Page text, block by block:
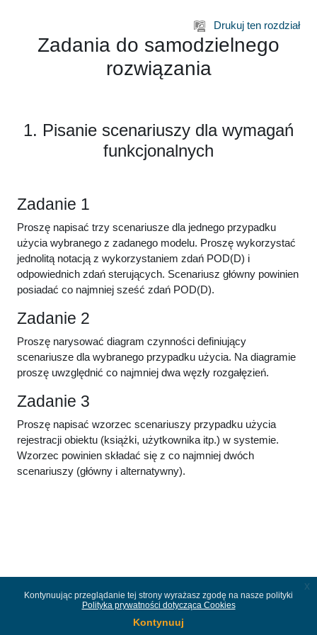
Kontynuując przeglądanie tej strony wyrażasz zgodę na nasze polityki
Polityka prywatności dotycząca Cookies
Kontynuuj
x
Drukuj ten rozdział
Zadania do samodzielnego
rozwiązania
1. Pisanie scenariuszy dla wymagań
funkcjonalnych
Zadanie 1
Proszę napisać trzy scenariusze dla jednego przypadku
użycia wybranego z zadanego modelu. Proszę wykorzystać
jednolitą notacją z wykorzystaniem zdań POD(D) i
odpowiednich zdań sterujących. Scenariusz główny powinien
posiadać co najmniej sześć zdań POD(D).
Zadanie 2
Proszę narysować diagram czynności definiujący
scenariusze dla wybranego przypadku użycia. Na diagramie
proszę uwzględnić co najmniej dwa węzły rozgałęzień.
Zadanie 3
Proszę napisać wzorzec scenariuszy przypadku użycia
rejestracji obiektu (książki, użytkownika itp.) w systemie.
Wzorzec powinien składać się z co najmniej dwóch
scenariuszy (główny i alternatywny).